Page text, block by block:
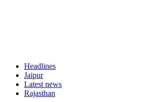
Headlines
Jaipur
Latest news
Rajasthan